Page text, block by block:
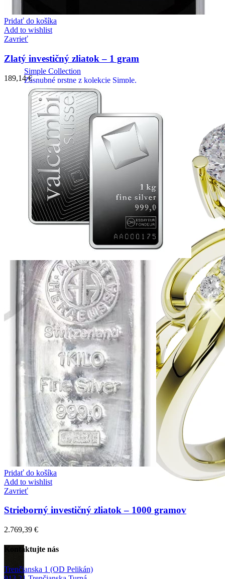
Simple Collection
Zásnubné prstne z kolekcie Simple.
Pridať do košíka
Add to wishlist
Zavrieť
Zlatý investičný zliatok – 1 gram
189,14€
Pridať do košíka
Add to wishlist
Zavrieť
Strieborný investičný zliatok – 1000 gramov
2.769,39 €
Kontaktujte nás
Trenčianska 1 (OD Pelikán)